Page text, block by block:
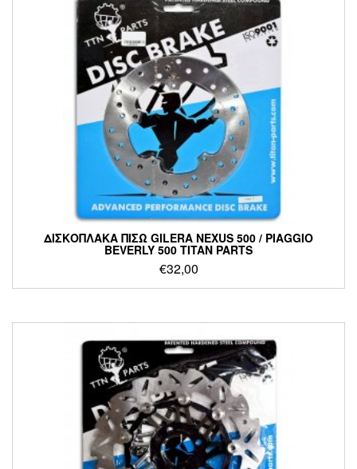
ΔΙΣΚΟΠΛΑΚΑ ΠΙΣΩ GILERA NEXUS 500 / PIAGGIO
BEVERLY 500 TITAN PARTS
€32,00